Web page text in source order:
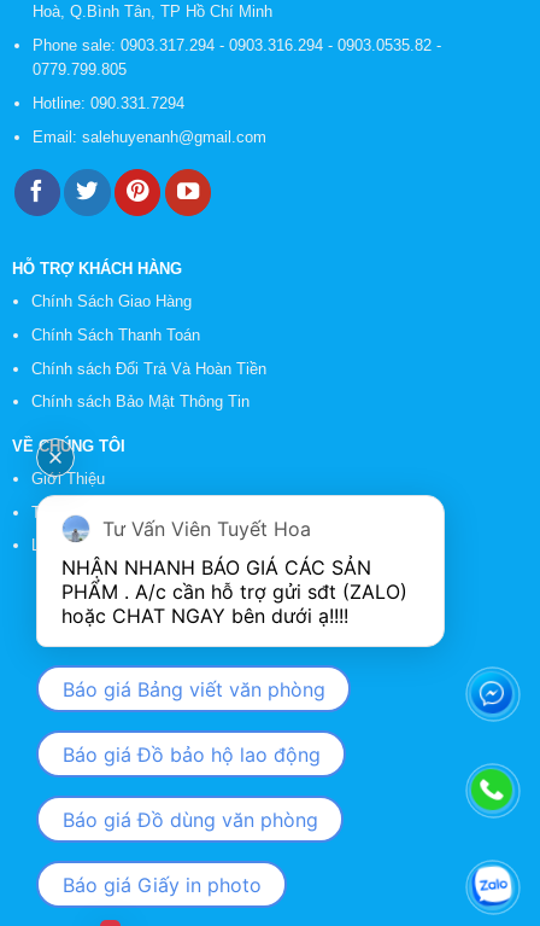
Hoà, Q.Bình Tân, TP Hồ Chí Minh
Phone sale: 0903.317.294 - 0903.316.294 - 0903.0535.82 -
0779.799.805
Hotline: 090.331.7294
Email: salehuyenanh@gmail.com
HỖ TRỢ KHÁCH HÀNG
Chính Sách Giao Hàng
Chính Sách Thanh Toán
Chính sách Đổi Trả Và Hoàn Tiền
Chính sách Bảo Mật Thông Tin
VỀ CHÚNG TÔI
Giới Thiệu
Tin Tức
Liên Hệ
Tư Vấn Viên Tuyết Hoa
NHẬN NHANH BÁO GIÁ CÁC SẢN
PHẨM . A/c cần hỗ trợ gửi sđt (ZALO)
Báo giá Bảng viết văn phòng
Báo giá Đồ bảo hộ lao động
Báo giá Đồ dùng văn phòng
Báo giá Giấy in photo